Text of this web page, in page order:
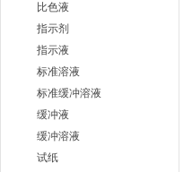
比色液
指示剂
指示液
标准溶液
标准缓冲溶液
缓冲液
缓冲溶液
试纸